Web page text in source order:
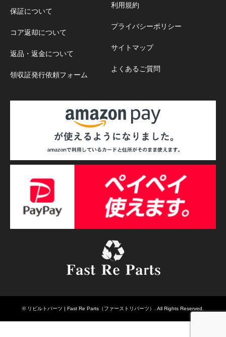
保証について
コア返却について
返品・返金について
領収証発行依頼フォーム
利用規約
プライバシーポリシー
サイトマップ
よくあるご質問
© リビルトパーツ | Fast Re Parts（ファーストリパーツ） . All Rights Reserved.